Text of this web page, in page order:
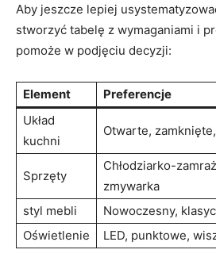
Aby‍ jeszcze lepiej
stworzyć tabelę z wymaganiami‍ i
pomoże w podjęciu decyzji:
Element
Preferencje
Układ
kuchni
Otwarte,
Sprzęty
Chłodziarko-
zmywarka
styl mebli
Nowoczesny,
Oświetlenie
LED, punktowe,